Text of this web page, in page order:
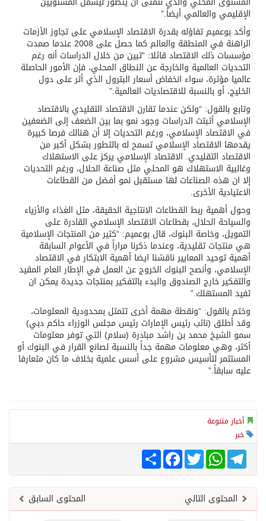
الإقليمي والعالمي أيضاً.”
وأكد بوعميم تفاؤله بقدرة الاقتصاد الإسلامي على تجاوز الأزمات
الراهنة في المنطقة والعالم كما حصل على 2008 عندما صمدت
مؤسسات ذلك الاقتصاد قائلا: “تبين من خلال الدراسات أنه رغم
التحديات العالمية والخارجة عن النطاق المحلي، فإن الأمور الحاصلة
عالميا مؤثرة، سواء انخفاض أسعار البترول الذي أثر على دول
الخليج، أو بالنسبة للاقتصاديات العالمية.”
وتابع بالقول: “ولكن عندما تقارن الاقتصاد التقليدي بالاقتصاد
الإسلامي أثبتت الدراسات وجود نمو بما بين الضعف إلى الضعفين
في الاقتصاد الإسلامي، ورغم التحديات إلا أن هنالك فرصا كبيرة
يقدمها الاقتصاد الإسلامي تسمح له بالتطور بشكل أكبر من
الاقتصاد التقليدي. الاقتصاد الإسلامي يركز على الاستهلاك
وغالبية الاستهلاك هو المحلي مثل صناعة الحلال، ورغم التحديات
إلا ان هذه الصناعات لها مستقبل نمو أفضل من القطاعات
الاعتيادية الأخرى.
وحول أهمية ربط القطاعات الانتاجية الحقيقة، مثل الغذاء والأزياء
والسياحة الحلال، بقطاعات الاقتصاد الإسلامي القادرة على
التمويل، وخاصة البنوك، قال بوعميم: “كثير من المنتجات الإسلامية
هي منتجات تقليدية، وعندما ذكرنا مراراً في الأعوام السابقة
أهمية توحيد المعايير ناقشنا ايضا أهمية الابتكار في الاقتصاد
الإسلامي، وأنصح البنوك الخروج عن العمل في الإطار العام المقيد
والتفكير خارج الصندوق والبدء بالتفكير بمنتجات جديدة يمكن ان
تفيد المستهلك.”
وختم بالقول: “ونقطة مهمة أخرى تتمثل بمحدودية المعلومات،
وقد أطلق (نائب رئيس الإمارات رئيس مجلس الوزراء حاكم دبي)
سمو الشيخ محمد بن راشد مبادرة (سلام) التي توفر معلومات
أكثر، وهي معلومات مهمة جداً بالنسبة لصانع القرار في البنوك أو
المستثمر لتأسيس مشروع على أسس علمية بخلاف ما كان متعارفا
عليه سابقاً.”
أخبار متنوعة
خبر
انشر
FacebookTwitter
WhatsAppTelegram
المحتوى السابق المحتوى التالي